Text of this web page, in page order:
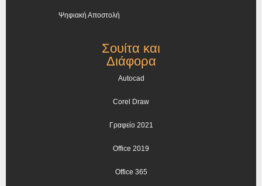
Ψηφιακή Αποστολή
Σουίτα και
Διάφορα
Autocad
Corel Draw
Γραφείο 2021
Office 2019
Office 365